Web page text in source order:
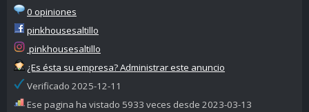
0 opiniones
pinkhousesaltillo
pinkhousesaltillo
¿Es ésta su empresa? Administrar este anuncio
Verificado 2025-12-11
Ese pagina ha vistado 5933 veces desde 2023-03-13